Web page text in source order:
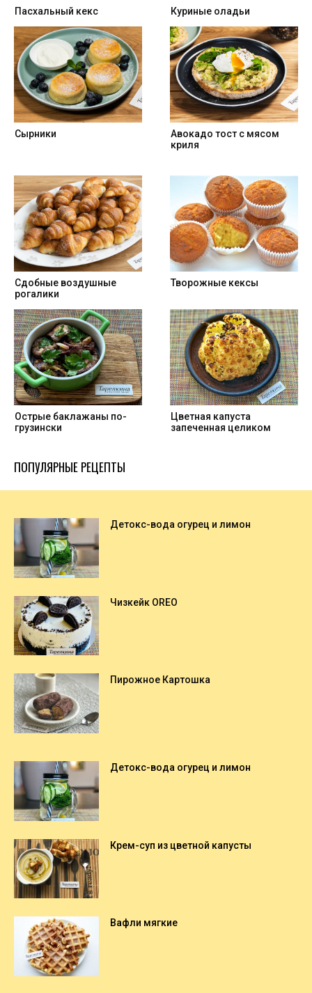
Пасхальный кекс Куриные оладьи
Сырники
Авокадо тост с мясом
криля
Cдобные воздушные
рогалики
Творожные кексы
Острые баклажаны по-
грузински
Цветная капуста
запеченная целиком
ПОПУЛЯРНЫЕ РЕЦЕПТЫ
Детокс-вода огурец и лимон
Чизкейк OREO
Пирожное Картошка
Детокс-вода огурец и лимон
Крем-суп из цветной капусты
Вафли мягкие